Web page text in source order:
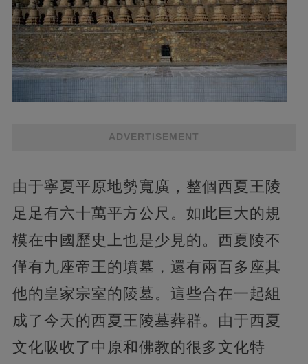
ADVERTISEMENT
由于寧夏平原地勢寬廣，整個西夏王陵
足足有六十萬平方公尺。如此巨大的規
模在中國歷史上也是少見的。西夏陵不
僅有九座帝王的墳墓，還有兩百多座其
他的皇家宗室的陵墓。這些合在一起組
成了今天的西夏王陵墓葬群。由于西夏
文化吸收了中原和佛教的很多文化特